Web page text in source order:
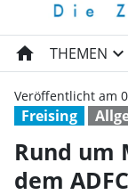
Rund
home THEMEN expand_more
Freising
Veröffentlicht am
Rund um
dem